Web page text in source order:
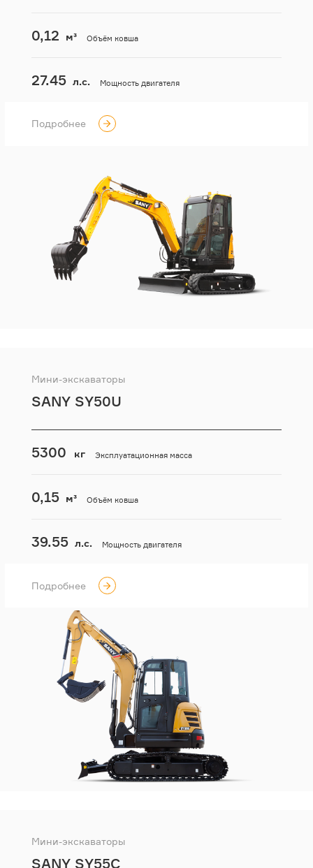
Объём ковша
0,12 м³
Мощность двигателя
27.45 л.с.
Подробнее
Мини-экскаваторы
SANY SY50U
Эксплуатационная масса
5300 кг
Объём ковша
0,15 м³
Мощность двигателя
39.55 л.с.
Подробнее
Мини-экскаваторы
SANY SY55C